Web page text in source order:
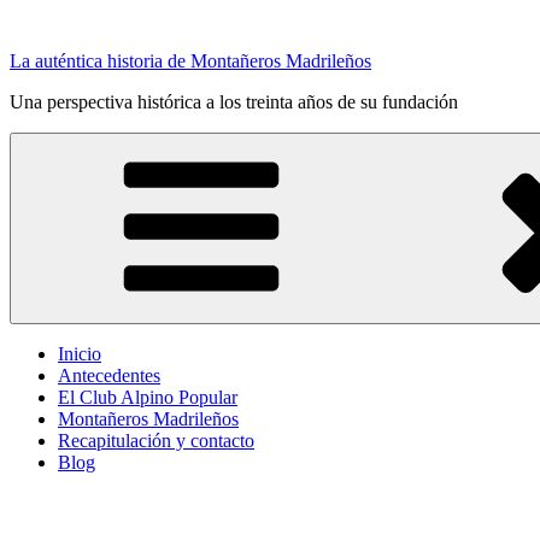
La auténtica historia de Montañeros Madrileños
Una perspectiva histórica a los treinta años de su fundación
Inicio
Antecedentes
El Club Alpino Popular
Montañeros Madrileños
Recapitulación y contacto
Blog